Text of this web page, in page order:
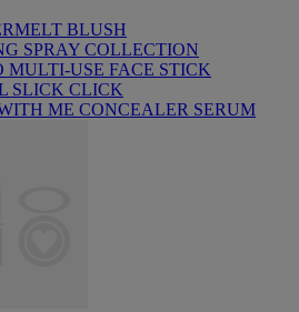
BLUSH
SPRAY COLLECTION
MULTI-USE FACE STICK
SLICK CLICK
ME CONCEALER SERUM